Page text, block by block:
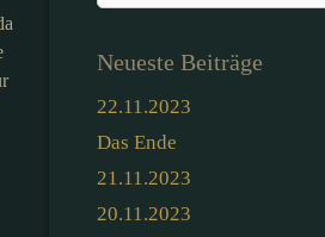
Neueste Beiträge
22.11.2023
Das Ende
21.11.2023
20.11.2023